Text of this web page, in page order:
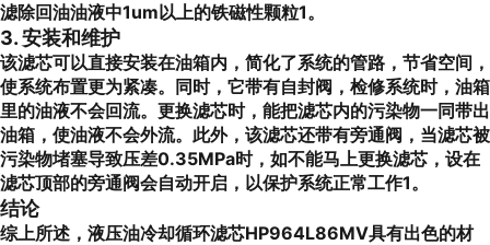
滤除回油油液中1um以上的铁磁性颗粒1。
3. 安装和维护
该滤芯可以直接安装在油箱内，简化了系统的管路，节省空间，
使系统布置更为紧凑。同时，它带有自封阀，检修系统时，油箱
里的油液不会回流。更换滤芯时，能把滤芯内的污染物一同带出
油箱，使油液不会外流。此外，该滤芯还带有旁通阀，当滤芯被
污染物堵塞导致压差0.35MPa时，如不能马上更换滤芯，设在
滤芯顶部的旁通阀会自动开启，以保护系统正常工作1。
结论
综上所述，液压油冷却循环滤芯HP964L86MV具有出色的材